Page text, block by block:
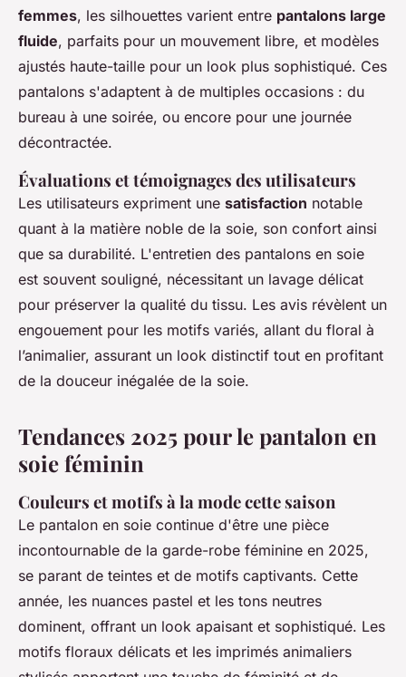
femmes, les silhouettes varient entre pantalons large
fluide, parfaits pour un mouvement libre, et modèles
ajustés haute-taille pour un look plus sophistiqué. Ces
pantalons s'adaptent à de multiples occasions : du
bureau à une soirée, ou encore pour une journée
décontractée.
Évaluations et témoignages des utilisateurs
Les utilisateurs expriment une satisfaction notable
quant à la matière noble de la soie, son confort ainsi
que sa durabilité. L'entretien des pantalons en soie
est souvent souligné, nécessitant un lavage délicat
pour préserver la qualité du tissu. Les avis révèlent un
engouement pour les motifs variés, allant du floral à
l’animalier, assurant un look distinctif tout en profitant
de la douceur inégalée de la soie.
Tendances 2025 pour le pantalon en
soie féminin
Couleurs et motifs à la mode cette saison
Le pantalon en soie continue d'être une pièce
incontournable de la garde-robe féminine en 2025,
se parant de teintes et de motifs captivants. Cette
année, les nuances pastel et les tons neutres
dominent, offrant un look apaisant et sophistiqué. Les
motifs floraux délicats et les imprimés animaliers